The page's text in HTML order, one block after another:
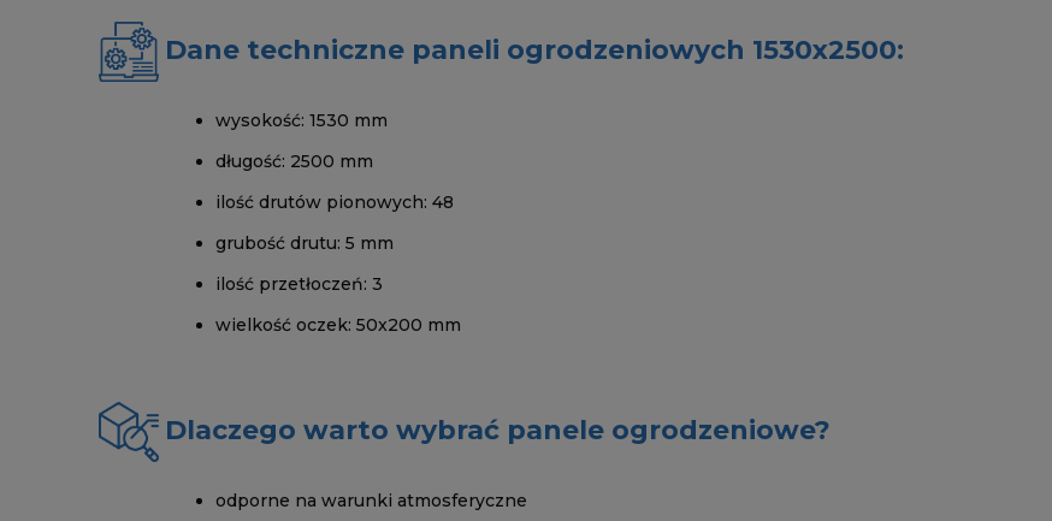
Dane techniczne paneli ogrodzeniowych 1530x2500:
wysokość: 1530 mm
długość: 2500 mm
ilość drutów pionowych: 48
grubość drutu: 5 mm
ilość przetłoczeń: 3
wielkość oczek: 50x200 mm
Dlaczego warto wybrać panele ogrodzeniowe?
odporne na warunki atmosferyczne